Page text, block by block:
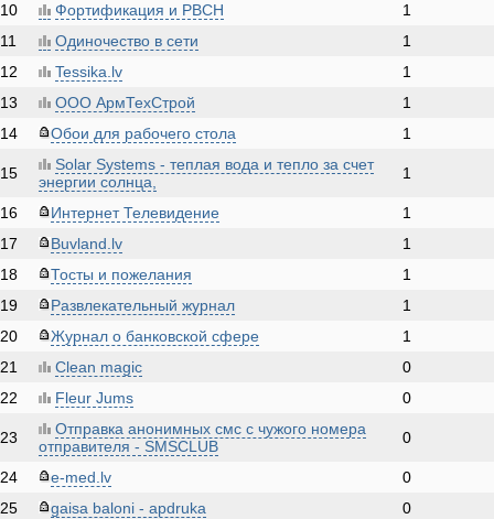
10
Фортификация и РВСН
1
11
Одиночество в сети
1
12
Tessika.lv
1
13
ООО АрмТехСтрой
1
14
Обои для рабочего стола 1
15
Solar Systems - теплая вода и тепло за счет
энергии солнца,
1
16 Интернет Телевидение
1
17
Buvland.lv
1
18
Тосты и пожелания
1
19
Развлекательный журнал
1
20
Журнал о банковской сфере
1
21
Clean magic
0
22
Fleur Jums 0
23
Отправка анонимных смс с чужого номера
отправителя - SMSCLUB
0
24 e-med.lv
0
25
gaisa baloni - apdruka
0